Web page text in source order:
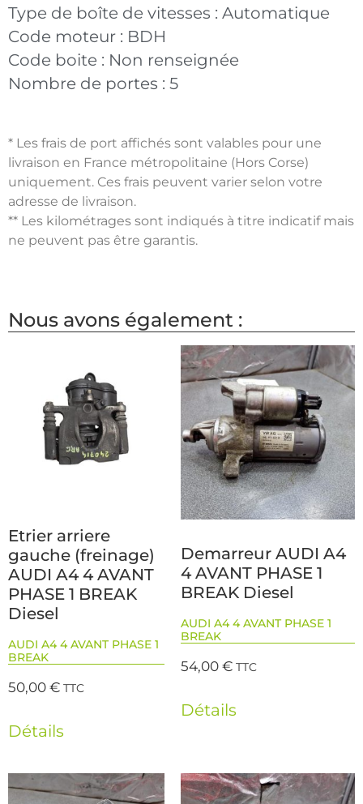
Type de boîte de vitesses : Automatique
Code moteur : BDH
Code boite : Non renseignée
Nombre de portes : 5
* Les frais de port affichés sont valables pour une
livraison en France métropolitaine (Hors Corse)
uniquement. Ces frais peuvent varier selon votre
adresse de livraison.
** Les kilométrages sont indiqués à titre indicatif mais
ne peuvent pas être garantis.
Nous avons également :
Etrier arriere
gauche (freinage)
AUDI A4 4 AVANT
PHASE 1 BREAK
Diesel
AUDI A4 4 AVANT PHASE 1
BREAK
50,00€ TTC
Détails
Demarreur AUDI A4
4 AVANT PHASE 1
BREAK Diesel
AUDI A4 4 AVANT PHASE 1
BREAK
54,00€ TTC
Détails